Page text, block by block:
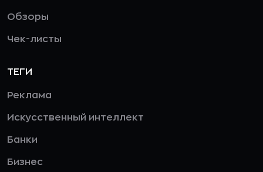
Обзоры
Чек-листы
ТЕГИ
Реклама
Искусственный интеллект
Банки
Бизнес